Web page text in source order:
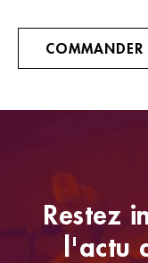
Restez
l'actu